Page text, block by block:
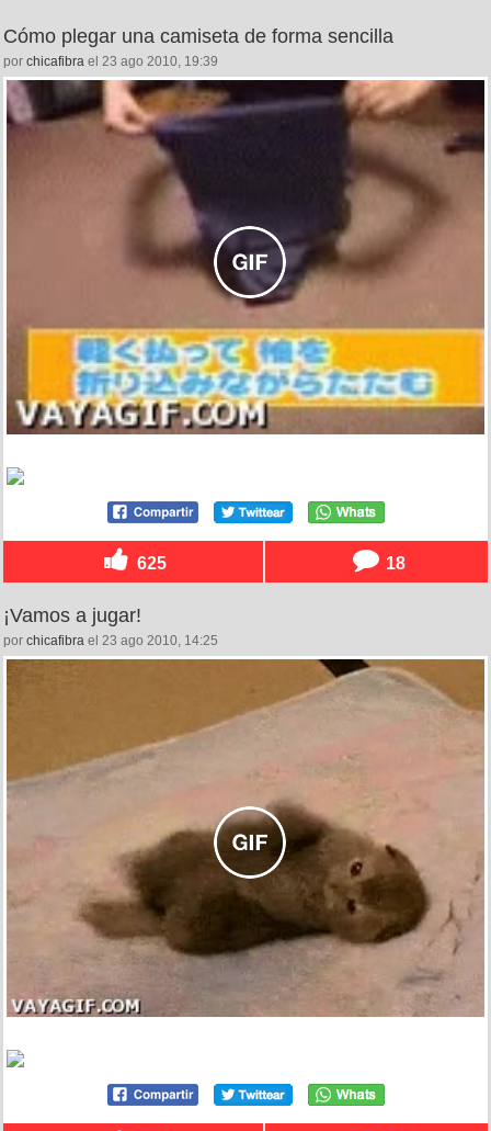
Cómo plegar una camiseta de forma sencilla
por chicafibra el 23 ago 2010, 19:39
625 18
¡Vamos a jugar!
por chicafibra el 23 ago 2010, 14:25